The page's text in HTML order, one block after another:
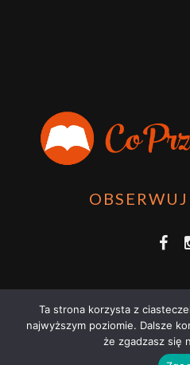
COPRZECZYTAĆ.PL 2021 | STRONA
Ta strona korzysta z
najwyższym poziomie. Dalsze
że zgadzasz się